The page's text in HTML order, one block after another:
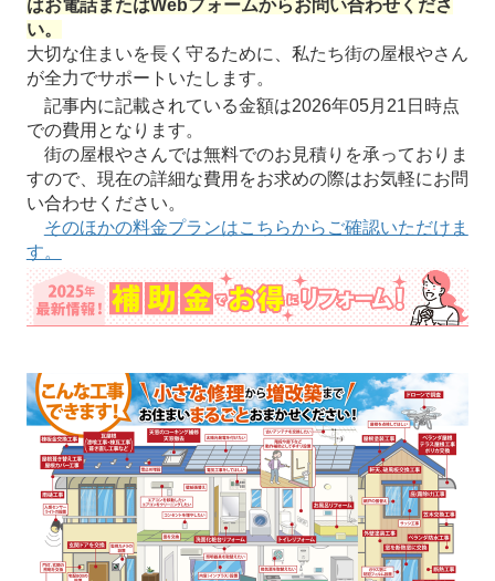
はお電話またはWebフォームからお問い合わせくださ
い。
大切な住まいを長く守るために、私たち街の屋根やさん
が全力でサポートいたします。
記事内に記載されている金額は2026年05月21日時点
での費用となります。
街の屋根やさんでは無料でのお見積りを承っておりま
すので、現在の詳細な費用をお求めの際はお気軽にお問
い合わせください。
そのほかの料金プランはこちらからご確認いただけま
す。